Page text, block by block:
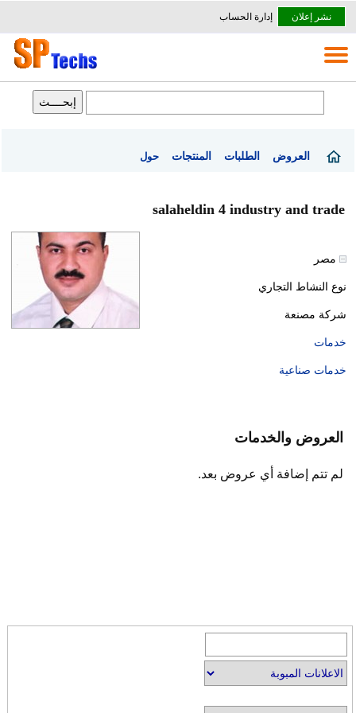
نشر إعلان إدارة الحساب
العروض الطلبات المنتجات حول
salaheldin 4 industry and trade
مصر
نوع النشاط التجاري
شركة مصنعة
خدمات
خدمات صناعية
العروض والخدمات
لم تتم إضافة أي عروض بعد.